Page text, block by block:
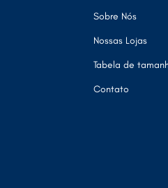
Sobre Nós
Nossas Lojas
Tabela de
Contato